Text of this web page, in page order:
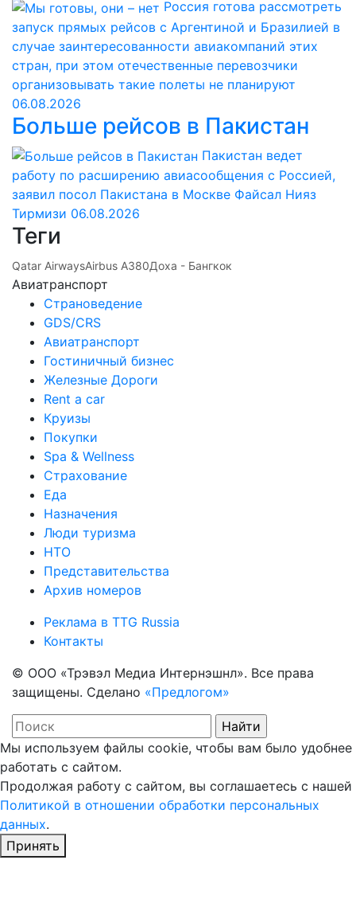
Россия готова рассмотреть
запуск прямых рейсов с Аргентиной и Бразилией в
случае заинтересованности авиакомпаний этих
стран, при этом отечественные перевозчики
организовывать такие полеты не планируют
06.08.2026
Больше рейсов в Пакистан
Пакистан ведет
работу по расширению авиасообщения с Россией,
заявил посол Пакистана в Москве Файсал Нияз
Тирмизи 06.08.2026
Теги
Qatar AirwaysAirbus A380Доха - Бангкок
Авиатранспорт
Страноведение
GDS/CRS
Авиатранспорт
Гостиничный бизнес
Железные Дороги
Rent a car
Круизы
Покупки
Spa & Wellness
Страхование
Еда
Назначения
Люди туризма
НТО
Представительства
Архив номеров
Реклама в TTG Russia
Контакты
© ООО «Трэвэл Медиа Интернэшнл». Все права
защищены. Сделано «Предлогом»
Мы используем файлы cookie, чтобы вам было удобнее
работать с сайтом.
Продолжая работу с сайтом, вы соглашаетесь с нашей
Политикой в отношении обработки персональных
данных.
Принять